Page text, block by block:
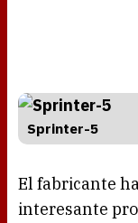
Sprinter-5
El fabricante
interesante